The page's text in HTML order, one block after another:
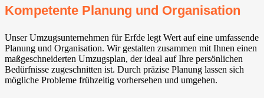
Kompetente Planung und Organisation
Unser Umzugsunternehmen für Erfde legt Wert auf eine umfassende
Planung und Organisation. Wir gestalten zusammen mit Ihnen einen
maßgeschneiderten Umzugsplan, der ideal auf Ihre persönlichen
Bedürfnisse zugeschnitten ist. Durch präzise Planung lassen sich
mögliche Probleme frühzeitig vorhersehen und umgehen.